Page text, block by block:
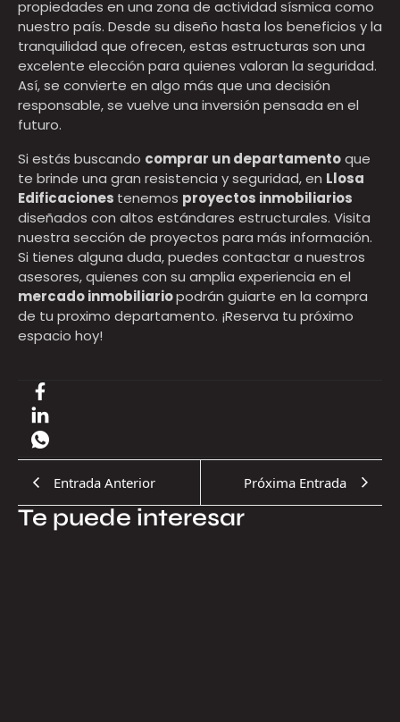
propiedades en una zona de actividad sísmica como
nuestro país. Desde su diseño hasta los beneficios y la
tranquilidad que ofrecen, estas estructuras son una
excelente elección para quienes valoran la seguridad.
Así, se convierte en algo más que una decisión
responsable, se vuelve una inversión pensada en el
futuro.
Si estás buscando comprar un departamentoque
te brinde una gran resistencia y seguridad, en Llosa
Edificaciones tenemos proyectos inmobiliarios
diseñados con altos estándares estructurales. Visita
nuestra sección de proyectos para más información.
Si tienes alguna duda, puedes contactar a nuestros
asesores,quienes con su amplia experiencia en el
mercado inmobiliariopodrán guiarte en la compra
de tu proximo departamento. ¡Reserva tu próximo
espacio hoy!
Entrada Anterior Próxima Entrada
Te puede interesar